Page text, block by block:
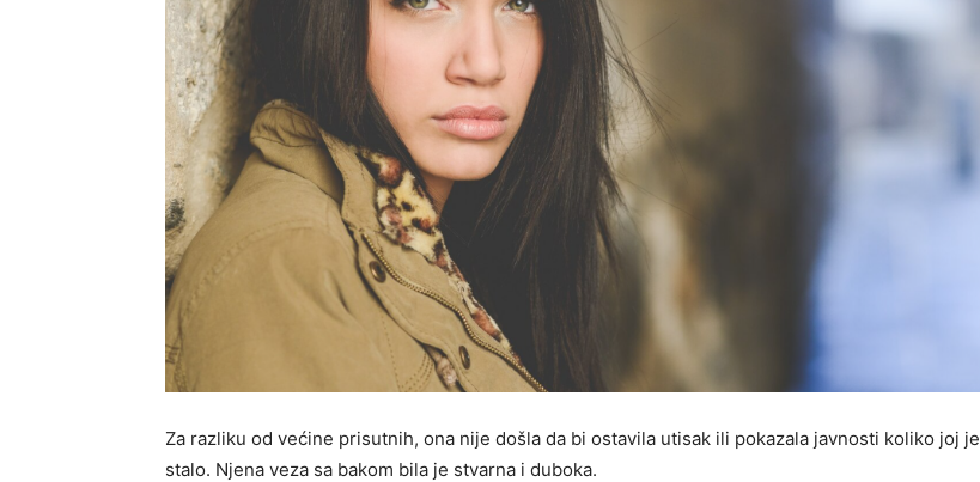
Za razliku od većine prisutnih, ona nije došla da bi ostavila utisak ili pokazala javnosti koliko joj je
stalo. Njena veza sa bakom bila je stvarna i duboka.